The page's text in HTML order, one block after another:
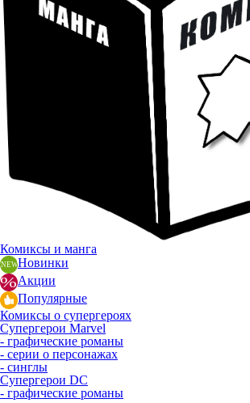
Комиксы и манга
Новинки
Акции
Популярные
Комиксы о супергероях
Супергерои Marvel
- графические романы
- серии о персонажах
- синглы
Супергерои DC
- графические романы